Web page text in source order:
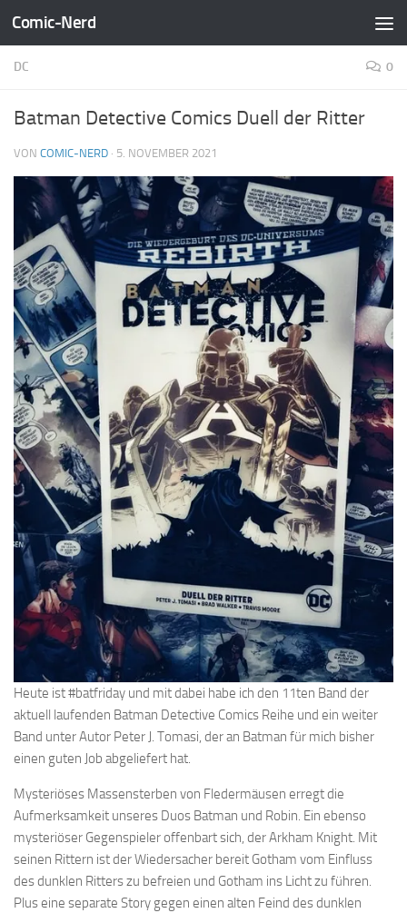
Zum Inhalt springen
Comic-Nerd
DC 0
Batman Detective Comics Duell der Ritter
VON COMIC-NERD · 5. NOVEMBER 2021
Heute ist #batfriday und mit dabei habe ich den 11ten Band der
aktuell laufenden Batman Detective Comics Reihe und ein weiter
Band unter Autor Peter J. Tomasi, der an Batman für mich bisher
einen guten Job abgeliefert hat.
Mysteriöses Massensterben von Fledermäusen erregt die
Aufmerksamkeit unseres Duos Batman und Robin. Ein ebenso
mysteriöser Gegenspieler offenbart sich, der Arkham Knight. Mit
seinen Rittern ist der Wiedersacher bereit Gotham vom Einfluss
des dunklen Ritters zu befreien und Gotham ins Licht zu führen.
Plus eine separate Story gegen einen alten Feind des dunklen